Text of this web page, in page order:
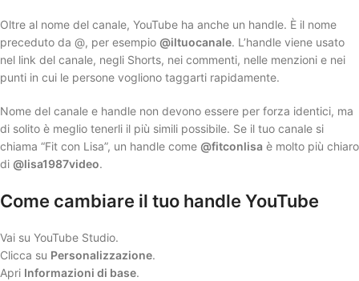
Oltre al nome del canale, YouTube ha anche un handle. È il nome
preceduto da @, per esempio @iltuocanale. L’handle viene usato
nel link del canale, negli Shorts, nei commenti, nelle menzioni e nei
punti in cui le persone vogliono taggarti rapidamente.
Nome del canale e handle non devono essere per forza identici, ma
di solito è meglio tenerli il più simili possibile. Se il tuo canale si
chiama “Fit con Lisa”, un handle come @fitconlisa è molto più chiaro
di @lisa1987video.
Come cambiare il tuo handle YouTube
Vai su YouTube Studio.
Clicca su Personalizzazione.
Apri Informazioni di base.